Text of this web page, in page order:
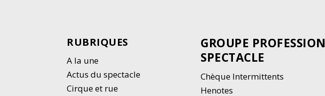
RUBRIQUES
A la une
Actus du spectacle
Cirque et rue
GROUPE PROFESSION
SPECTACLE
Chèque Intermittents
Henotes